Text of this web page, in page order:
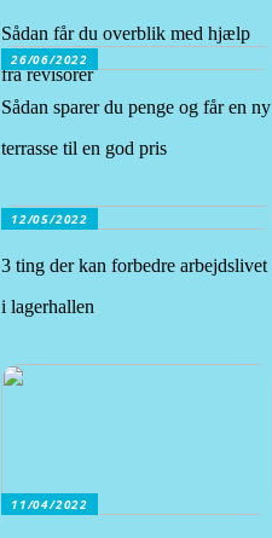
Sådan får du overblik med hjælp
fra revisorer
26/06/2022
Sådan sparer du penge og får en ny
terrasse til en god pris
12/05/2022
3 ting der kan forbedre arbejdslivet
i lagerhallen
11/04/2022